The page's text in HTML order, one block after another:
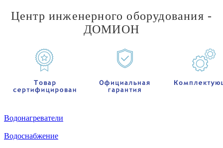
Центр инженерного оборудования -
ДОМИОН
Водонагреватели
Водоснабжение